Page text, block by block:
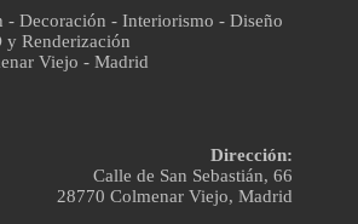
- Decoración - Interiorismo - Diseño
y Renderización
Viejo - Madrid
Dirección:
Calle de San Sebastián, 66
28770 Colmenar Viejo, Madrid